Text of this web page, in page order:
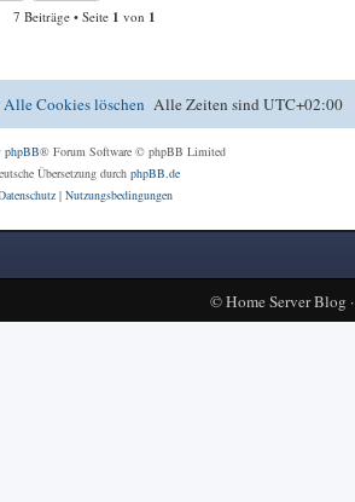
7 Beiträge • Seite 1 von 1
Alle Zeiten sindUTC+02:00
Alle Cookies löschen
phpBB® Forum Software © phpBB Limited
Übersetzung durch phpBB.de
| Nutzungsbedingungen
©Home Server Blog